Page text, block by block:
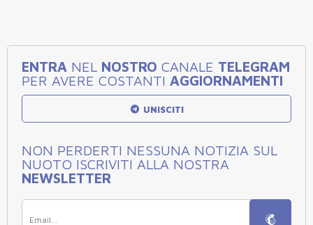
ENTRA NEL NOSTRO CANALE TELEGRAM
PER AVERE COSTANTI AGGIORNAMENTI
UNISCITI
NON PERDERTI NESSUNA NOTIZIA SUL
NUOTO ISCRIVITI ALLA NOSTRA
NEWSLETTER